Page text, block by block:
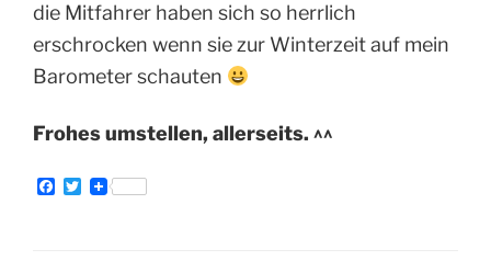
die Mitfahrer haben sich so herrlich
erschrocken wenn sie zur Winterzeit auf mein
Barometer schauten
Frohes umstellen, allerseits. ^^
F
T